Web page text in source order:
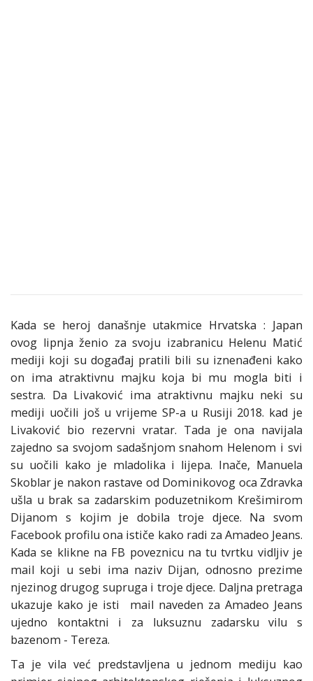
Kada se heroj današnje utakmice Hrvatska : Japan
ovog lipnja ženio za svoju izabranicu Helenu Matić
mediji koji su događaj pratili bili su iznenađeni kako
on ima atraktivnu majku koja bi mu mogla biti i
sestra. Da Livaković ima atraktivnu majku neki su
mediji uočili još u vrijeme SP-a u Rusiji 2018. kad je
Livaković bio rezervni vratar. Tada je ona navijala
zajedno sa svojom sadašnjom snahom Helenom i svi
su uočili kako je mladolika i lijepa. Inače, Manuela
Skoblar je nakon rastave od Dominikovog oca Zdravka
ušla u brak sa zadarskim poduzetnikom Krešimirom
Dijanom s kojim je dobila troje djece. Na svom
Facebook profilu ona ističe kako radi za Amadeo Jeans.
Kada se klikne na FB poveznicu na tu tvrtku vidljiv je
mail koji u sebi ima naziv Dijan, odnosno prezime
njezinog drugog supruga i troje djece. Daljna pretraga
ukazuje kako je isti mail naveden za Amadeo Jeans
ujedno kontaktni i za luksuznu zadarsku vilu s
bazenom - Tereza.
Ta je vila već predstavljena u jednom mediju kao